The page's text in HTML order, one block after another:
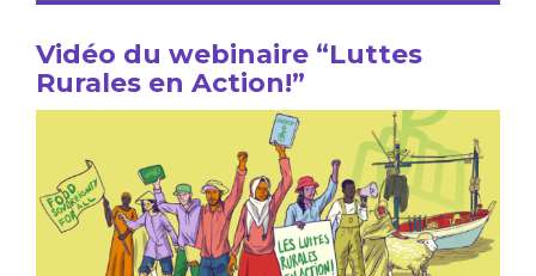
Vidéo du webinaire “Luttes
Rurales en Action!”